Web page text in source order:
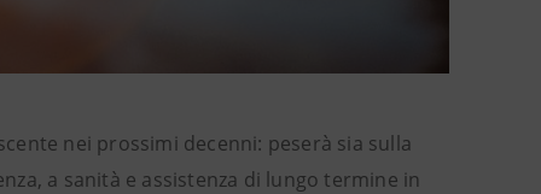
nei prossimi decenni: peserà sia sulla
a sanità e assistenza di lungo termine in